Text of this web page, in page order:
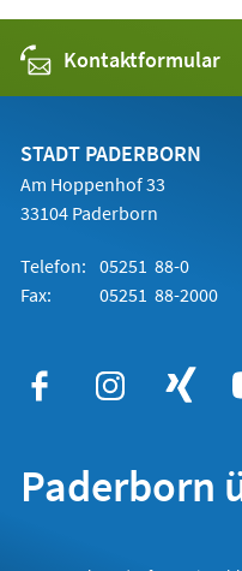
Kontaktformular
STADT PADERBORN
Am Hoppenhof 33
33104 Paderborn
Telefon: 05251 88-0
Fax:
05251 88-2000
Paderborn